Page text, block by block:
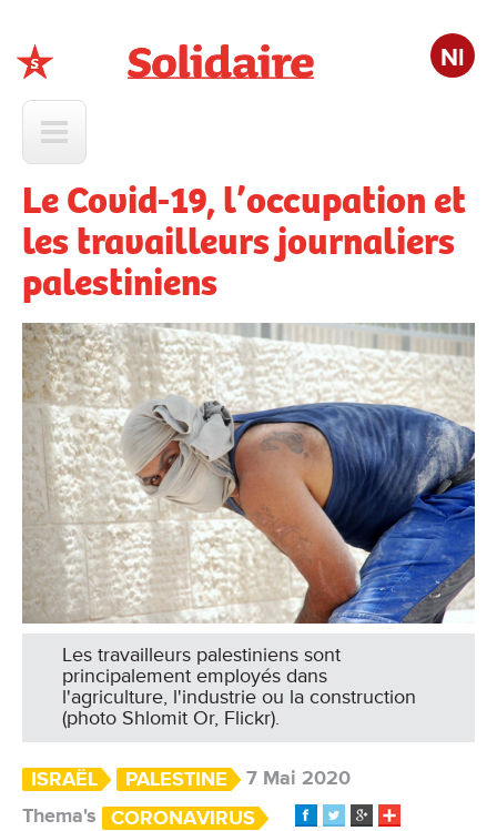
Nl
Le Covid-19, l’occupation et
les travailleurs journaliers
palestiniens
Les travailleurs palestiniens sont
principalement employés dans
l'agriculture, l'industrie ou la construction
(photo Shlomit Or, Flickr).
ISRAËL PALESTINE
7 Mai 2020
Thema's
CORONAVIRUS